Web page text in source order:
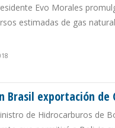
Evo Morales
estimadas de gas
Brasil exportación
de Hidrocarburos de